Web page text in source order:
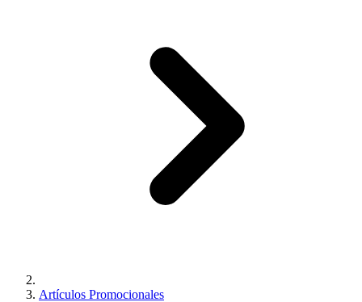
Artículos Promocionales